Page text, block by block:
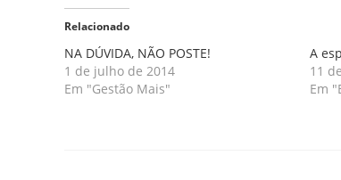
Relacionado
NA DÚVIDA, NÃO POSTE!
1 de julho de 2014
Em "Gestão Mais"
A
11
Em